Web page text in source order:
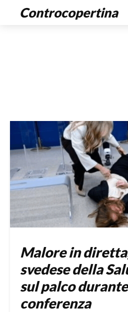
Controcopertina
Malore in
svedese della
sul palco
conferenza